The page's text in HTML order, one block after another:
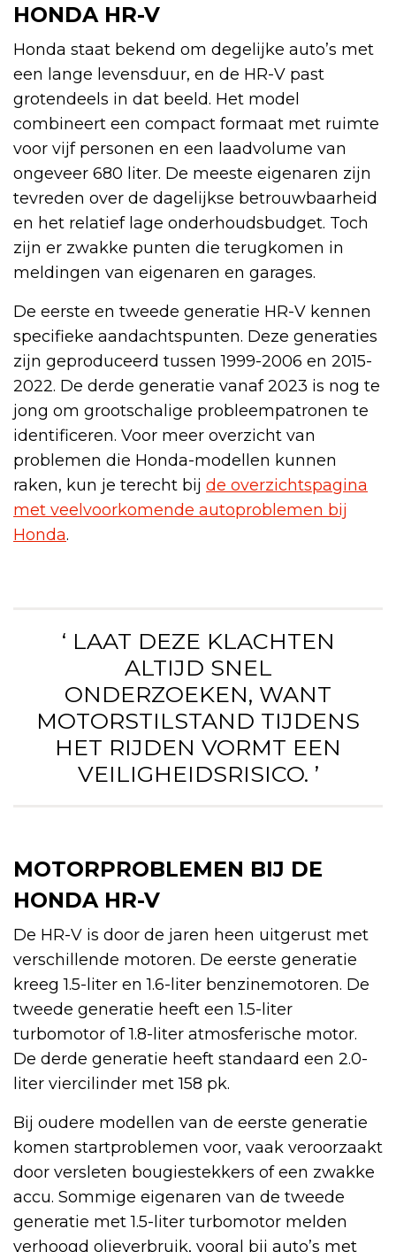
HONDA HR-V
Honda staat bekend om degelijke auto’s met
een lange levensduur, en de HR-V past
grotendeels in dat beeld. Het model
combineert een compact formaat met ruimte
voor vijf personen en een laadvolume van
ongeveer 680 liter. De meeste eigenaren zijn
tevreden over de dagelijkse betrouwbaarheid
en het relatief lage onderhoudsbudget. Toch
zijn er zwakke punten die terugkomen in
meldingen van eigenaren en garages.
De eerste en tweede generatie HR-V kennen
specifieke aandachtspunten. Deze generaties
zijn geproduceerd tussen 1999-2006 en 2015-
2022. De derde generatie vanaf 2023 is nog te
jong om grootschalige probleempatronen te
identificeren. Voor meer overzicht van
problemen die Honda-modellen kunnen
raken, kun je terecht bij de overzichtspagina
met veelvoorkomende autoproblemen bij
Honda.
‘ LAAT DEZE KLACHTEN
ALTIJD SNEL
ONDERZOEKEN, WANT
MOTORSTILSTAND TIJDENS
HET RIJDEN VORMT EEN
VEILIGHEIDSRISICO. ’
MOTORPROBLEMEN BIJ DE
HONDA HR-V
De HR-V is door de jaren heen uitgerust met
verschillende motoren. De eerste generatie
kreeg 1.5-liter en 1.6-liter benzinemotoren. De
tweede generatie heeft een 1.5-liter
turbomotor of 1.8-liter atmosferische motor.
De derde generatie heeft standaard een 2.0-
liter viercilinder met 158 pk.
Bij oudere modellen van de eerste generatie
komen startproblemen voor, vaak veroorzaakt
door versleten bougiestekkers of een zwakke
accu. Sommige eigenaren van de tweede
generatie met 1.5-liter turbomotor melden
verhoogd olieverbruik, vooral bij auto’s met